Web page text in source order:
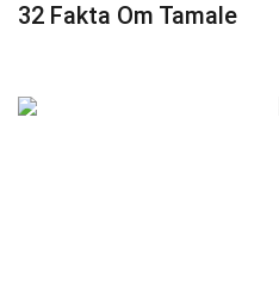
32 Fakta Om Tamale